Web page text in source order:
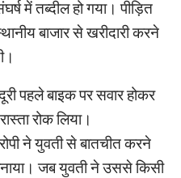
में तब्दील हो गया। पीड़ित
बाजार से खरीदारी करने
पहले बाइक पर सवार होकर
रोक लिया।
ने युवती से बातचीत करने
जब युवती ने उससे किसी